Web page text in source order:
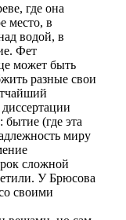
где она
место, в
водой, в
Фет
может быть
разные свои
(где эта
миру
сложной
У Брюсова
своими